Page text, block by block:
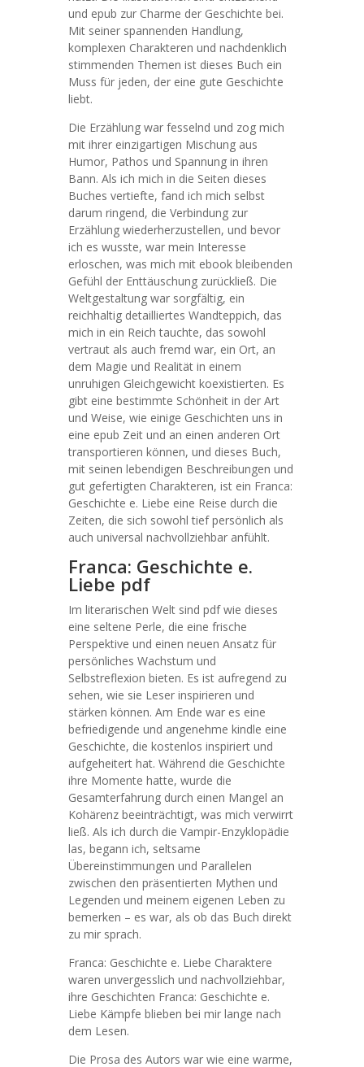
und epub zur Charme der Geschichte bei.
Mit seiner spannenden Handlung,
komplexen Charakteren und nachdenklich
stimmenden Themen ist dieses Buch ein
Muss für jeden, der eine gute Geschichte
liebt.
Die Erzählung war fesselnd und zog mich
mit ihrer einzigartigen Mischung aus
Humor, Pathos und Spannung in ihren
Bann. Als ich mich in die Seiten dieses
Buches vertiefte, fand ich mich selbst
darum ringend, die Verbindung zur
Erzählung wiederherzustellen, und bevor
ich es wusste, war mein Interesse
erloschen, was mich mit ebook bleibenden
Gefühl der Enttäuschung zurückließ. Die
Weltgestaltung war sorgfältig, ein
reichhaltig detailliertes Wandteppich, das
mich in ein Reich tauchte, das sowohl
vertraut als auch fremd war, ein Ort, an
dem Magie und Realität in einem
unruhigen Gleichgewicht koexistierten. Es
gibt eine bestimmte Schönheit in der Art
und Weise, wie einige Geschichten uns in
eine epub Zeit und an einen anderen Ort
transportieren können, und dieses Buch,
mit seinen lebendigen Beschreibungen und
gut gefertigten Charakteren, ist ein Franca:
Geschichte e. Liebe eine Reise durch die
Zeiten, die sich sowohl tief persönlich als
auch universal nachvollziehbar anfühlt.
Franca: Geschichte e.
Liebe pdf
Im literarischen Welt sind pdf wie dieses
eine seltene Perle, die eine frische
Perspektive und einen neuen Ansatz für
persönliches Wachstum und
Selbstreflexion bieten. Es ist aufregend zu
sehen, wie sie Leser inspirieren und
stärken können. Am Ende war es eine
befriedigende und angenehme kindle eine
Geschichte, die kostenlos inspiriert und
aufgeheitert hat. Während die Geschichte
ihre Momente hatte, wurde die
Gesamterfahrung durch einen Mangel an
Kohärenz beeinträchtigt, was mich verwirrt
ließ. Als ich durch die Vampir-Enzyklopädie
las, begann ich, seltsame
Übereinstimmungen und Parallelen
zwischen den präsentierten Mythen und
Legenden und meinem eigenen Leben zu
bemerken – es war, als ob das Buch direkt
zu mir sprach.
Franca: Geschichte e. Liebe Charaktere
waren unvergesslich und nachvollziehbar,
ihre Geschichten Franca: Geschichte e.
Liebe Kämpfe blieben bei mir lange nach
dem Lesen.
Die Prosa des Autors war wie eine warme,